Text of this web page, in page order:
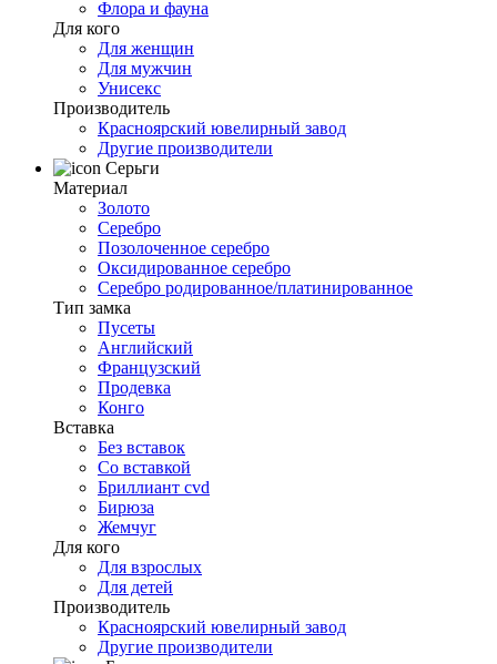
Флора и фауна
Для кого
Для женщин
Для мужчин
Унисекс
Производитель
Красноярский ювелирный завод
Другие производители
Серьги
Материал
Золото
Серебро
Позолоченное серебро
Оксидированное серебро
Серебро родированное/платинированное
Тип замка
Пусеты
Английский
Французский
Продевка
Конго
Вставка
Без вставок
Со вставкой
Бриллиант cvd
Бирюза
Жемчуг
Для кого
Для взрослых
Для детей
Производитель
Красноярский ювелирный завод
Другие производители